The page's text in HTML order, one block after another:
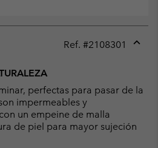
Ref. #2108301
perfectas para pasar de la
impermeables y
un empeine de malla
de piel para mayor sujeción